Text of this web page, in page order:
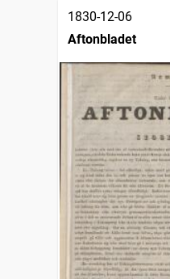
1830-12-06
Aftonbladet